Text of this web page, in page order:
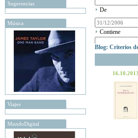
Sugerencias
Música
Viajes
MundoDigital
De
Contiene
Blog: Criterios
16.10.2013